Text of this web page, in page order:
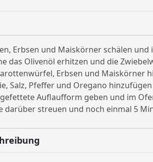
Erbsen und Maiskörner schälen
das Olivenöl erhitzen und die
Erbsen und Maiskörner
Salz, Pfeffer und Oregano
Auflaufform geben und im
darüber streuen und noch einmal 5